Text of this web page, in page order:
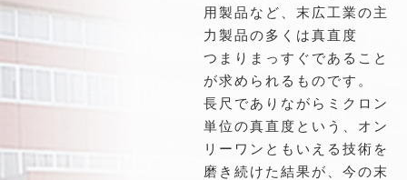
用製品など、末広工業の主
力製品の多くは真直度
つまりまっすぐであること
が求められるものです。
長尺でありながらミクロン
単位の真直度という、オン
リーワンともいえる技術を
磨き続けた結果が、今の末